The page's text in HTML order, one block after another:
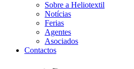
Sobre a Heliotextil
Notícias
Ferias
Agentes
Asociados
Contactos